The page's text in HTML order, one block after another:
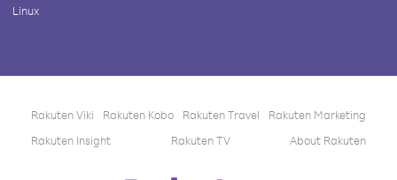
Linux
Rakuten Viki Rakuten Kobo Rakuten Travel
Rakuten Marketing
Rakuten Insight
Rakuten TV About Rakuten